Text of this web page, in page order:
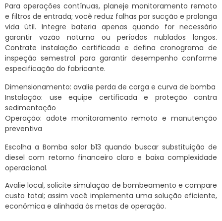
Para operações contínuas, planeje monitoramento remoto
e filtros de entrada; você reduz falhas por sucção e prolonga
vida útil. Integre bateria apenas quando for necessário
garantir vazão noturna ou períodos nublados longos.
Contrate instalação certificada e defina cronograma de
inspeção semestral para garantir desempenho conforme
especificação do fabricante.
Dimensionamento: avalie perda de carga e curva de bomba
Instalação: use equipe certificada e proteção contra
sedimentação
Operação: adote monitoramento remoto e manutenção
preventiva
Escolha a Bomba solar b13 quando buscar substituição de
diesel com retorno financeiro claro e baixa complexidade
operacional.
Avalie local, solicite simulação de bombeamento e compare
custo total; assim você implementa uma solução eficiente,
econômica e alinhada às metas de operação.